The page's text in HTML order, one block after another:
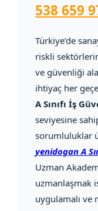
538 659
Türkiye’de
riskli
ve güvenliği
ihtiyaç her
A Sınıfı İş
seviyesine
sorumluluklar
yenidogan A
Uzman
uzmanlaşmak
uygulamalı ve